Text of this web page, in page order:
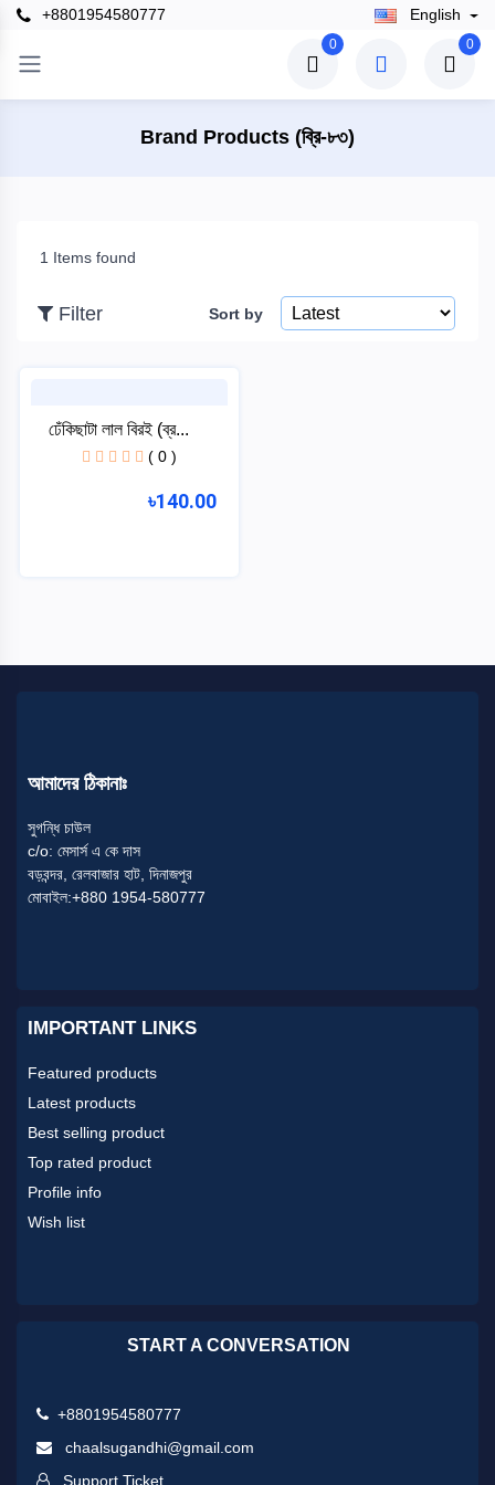
+8801954580777 English
0 0
Brand Products (ব্রি-৮৩)
Filter
Brands
ব্রি-৫৭
ব্রি-৫৩
ব্রি-২৭
ব্রি-২৮
ব্রি-৩৪
ব্রি-৩৬
ভাতের
চাউল
+
অন্যান্য
1 Items found
Filter Sort by
ঢেঁকিছাটা লাল বিরই (ব্র...
( 0 )
৳140.00
আমাদের ঠিকানাঃ
সুগন্ধি চাউল
c/o: মেসার্স এ কে দাস
বড়বন্দর, রেলবাজার হাট, দিনাজপুর
মোবাইল:+880 1954-580777
IMPORTANT LINKS
Featured products
Latest products
Best selling product
Top rated product
Profile info
Wish list
START A CONVERSATION
+8801954580777
chaalsugandhi@gmail.com
Support Ticket